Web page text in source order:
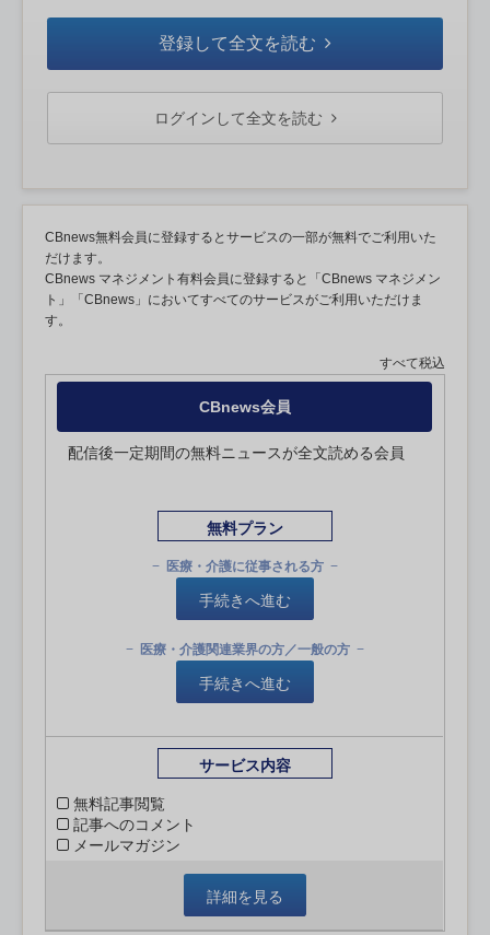
登録して全文を読む
ログインして全文を読む
CBnews無料会員に登録するとサービスの一部が無料でご利用いた
だけます。
CBnews マネジメント有料会員に登録すると「CBnews マネジメン
ト」「CBnews」においてすべてのサービスがご利用いただけま
す。
すべて税込
CBnews会員
配信後一定期間の無料ニュースが全文読める会員
無料プラン
医療・介護に従事される方
手続きへ進む
医療・介護関連業界の方／一般の方
手続きへ進む
サービス内容
無料記事閲覧
記事へのコメント
メールマガジン
詳細を見る